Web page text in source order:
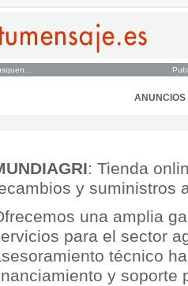
ANUNCIOS
: Tienda
y suministros
una amplia
para el sector
técnico
y soporte